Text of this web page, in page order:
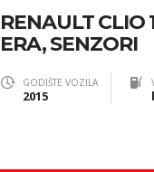
RENAULT CLIO
ERA, SENZORI
GODIŠTE VOZILA
2015